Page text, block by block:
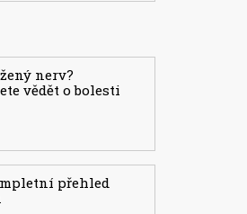
nerv?
vědět o bolesti
přehled